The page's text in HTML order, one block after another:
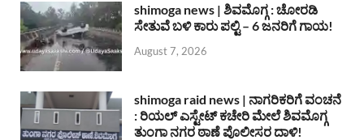
shimoga news | ಶಿವಮೊಗ್ಗ : ಚೋರಡಿ
ಸೇತುವೆ ಬಳಿ ಕಾರು ಪಲ್ಟಿ – 6 ಜನರಿಗೆ ಗಾಯ!
August 7, 2026
shimoga raid news | ನಾಗರಿಕರಿಗೆ ವಂಚನೆ
: ರಿಯಲ್ ಎಸ್ಟೇಟ್ ಕಚೇರಿ ಮೇಲೆ ಶಿವಮೊಗ್ಗ
ತುಂಗಾ ನಗರ ಠಾಣೆ ಪೊಲೀಸರ ದಾಳಿ!